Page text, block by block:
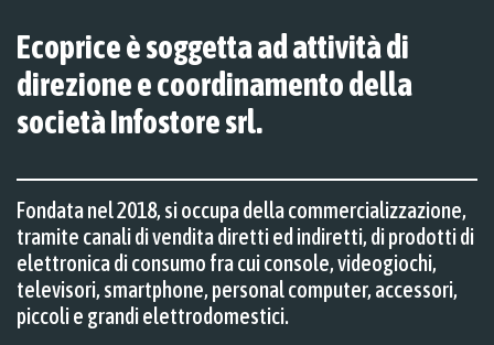
Ecoprice è soggetta ad attività di
direzione e coordinamento della
società Infostore srl.
Fondata nel 2018, si occupa della commercializzazione,
tramite canali di vendita diretti ed indiretti, di prodotti di
elettronica di consumo fra cui console, videogiochi,
televisori, smartphone, personal computer, accessori,
piccoli e grandi elettrodomestici.